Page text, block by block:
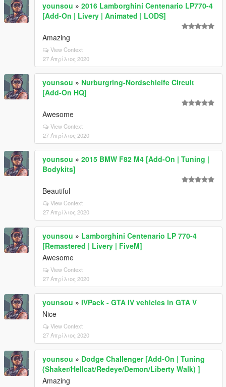
younsou » 2016 Lamborghini Centenario LP770-4
[Add-On | Livery | Animated | LODS]
Amazing
View Context
27 Απρίλιος 2020
younsou » Nurburgring-Nordschleife Circuit
[Add-On HQ]
Awesome
View Context
27 Απρίλιος 2020
younsou » 2015 BMW F82 M4 [Add-On | Tuning |
Bodykits]
Beautiful
View Context
27 Απρίλιος 2020
younsou » Lamborghini Centenario LP 770-4
[Remastered | Livery | FiveM]
Awesome
View Context
27 Απρίλιος 2020
younsou » IVPack - GTA IV vehicles in GTA V
Nice
View Context
27 Απρίλιος 2020
younsou » Dodge Challenger [Add-On | Tuning
(Shaker/Hellcat/Redeye/Demon/Liberty Walk) ]
Amazing